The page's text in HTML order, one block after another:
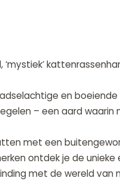
‘mystiek’
en boeiende
– een aard
met een
ontdek je de
met de wereld